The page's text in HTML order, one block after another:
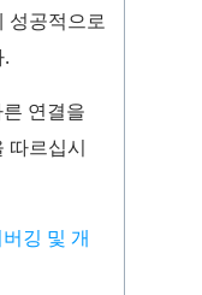
성공적으로
연결을
따르십시
깅 및 개